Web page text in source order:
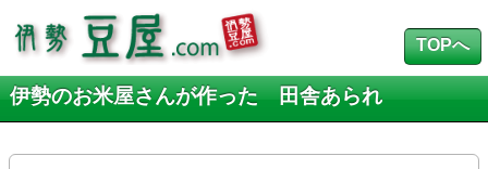
伊勢のお米屋さんが作った 田舎あられ
TOPへ